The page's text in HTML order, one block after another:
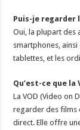
Puis-je regarder
Oui, la plupart des
smartphones, ainsi
tablettes, et les
Qu’est-ce que la
La VOD (Video on
regarder des films
direct. Elle offre